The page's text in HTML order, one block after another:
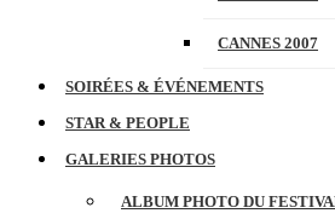
CANNES 2007
SOIRÉES & ÉVÉNEMENTS
STAR & PEOPLE
GALERIES PHOTOS
ALBUM PHOTO DU